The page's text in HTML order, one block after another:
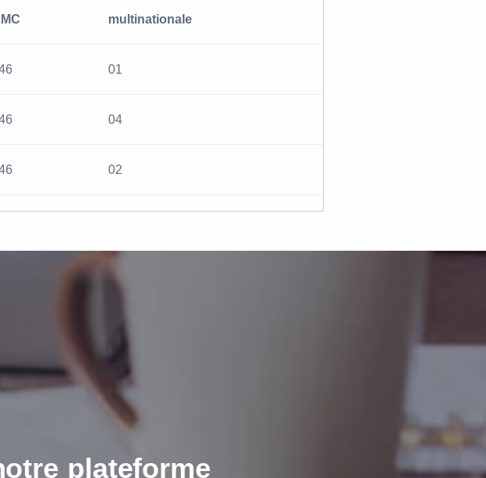
multinationale
01
04
02
plateforme